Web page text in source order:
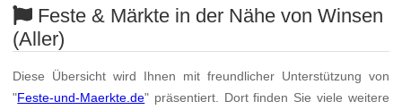
Feste & Märkte in der Nähe von Winsen
(Aller)
Diese Übersicht wird Ihnen mit freundlicher Unterstützung von
"Feste-und-Maerkte.de" präsentiert. Dort finden Sie viele weitere